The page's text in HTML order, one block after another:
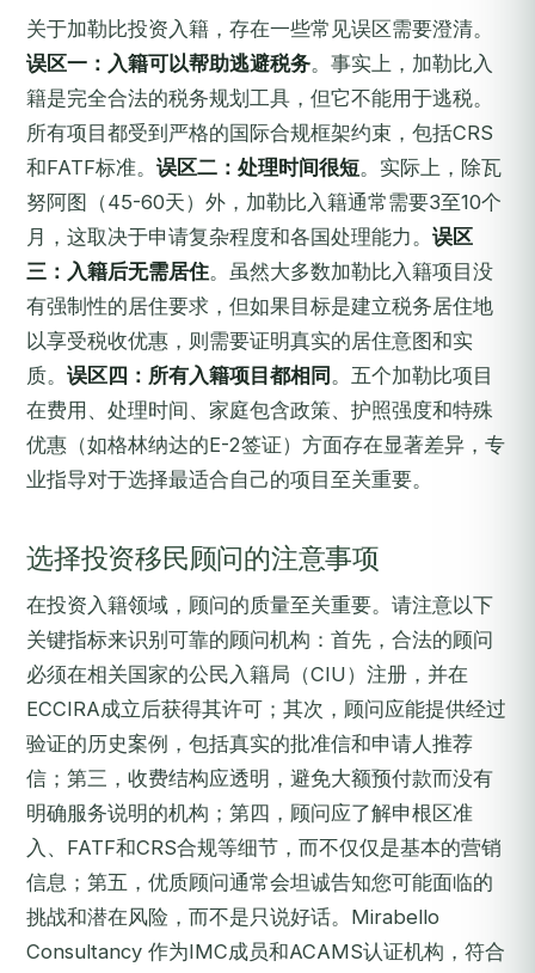
关于加勒比投资入籍，存在一些常见误区需要澄清。
误区一：入籍可以帮助逃避税务。事实上，加勒比入
籍是完全合法的税务规划工具，但它不能用于逃税。
所有项目都受到严格的国际合规框架约束，包括CRS
和FATF标准。 误区二：处理时间很短。实际上，除瓦
努阿图（45-60天）外，加勒比入籍通常需要3至10个
月，这取决于申请复杂程度和各国处理能力。 误区
三：入籍后无需居住。虽然大多数加勒比入籍项目没
有强制性的居住要求，但如果目标是建立税务居住地
以享受税收优惠，则需要证明真实的居住意图和实
质。 误区四：所有入籍项目都相同 。五个加勒比项目
在费用、处理时间、家庭包含政策、护照强度和特殊
优惠（如格林纳达的E-2签证）方面存在显著差异，专
业指导对于选择最适合自己的项目至关重要。
选择投资移民顾问的注意事项
在投资入籍领域，顾问的质量至关重要。请注意以下
关键指标来识别可靠的顾问机构：首先，合法的顾问
必须在相关国家的公民入籍局（CIU）注册，并在
ECCIRA成立后获得其许可；其次，顾问应能提供经过
验证的历史案例，包括真实的批准信和申请人推荐
信；第三，收费结构应透明，避免大额预付款而没有
明确服务说明的机构；第四，顾问应了解申根区准
入、FATF和CRS合规等细节，而不仅仅是基本的营销
信息；第五，优质顾问通常会坦诚告知您可能面临的
挑战和潜在风险，而不是只说好话。Mirabello
Consultancy 作为IMC成员和ACAMS认证机构，符合